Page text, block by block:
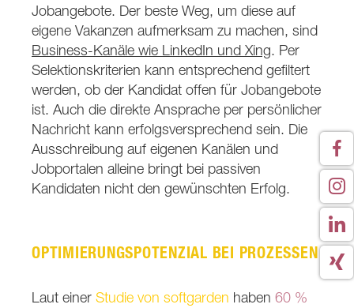
Jobangebote. Der beste Weg, um diese auf
eigene Vakanzen aufmerksam zu machen, sind
Business-Kanäle wie LinkedIn und Xing. Per
Selektionskriterien kann entsprechend gefiltert
werden, ob der Kandidat offen für Jobangebote
ist. Auch die direkte Ansprache per persönlicher
Nachricht kann erfolgsversprechend sein. Die
Ausschreibung auf eigenen Kanälen und
Jobportalen alleine bringt bei passiven
Kandidaten nicht den gewünschten Erfolg.
OPTIMIERUNGSPOTENZIAL BEI PROZESSEN
Laut einer Studie von softgarden haben 60 %